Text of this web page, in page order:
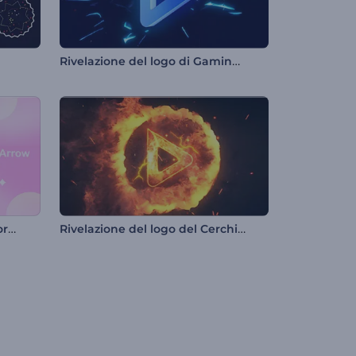
Rivelazione del logo di Gaming Rush
Apertura con la freccia d'amore di Cupido Rivelazione del logo del Cerchio Fiammeggiante